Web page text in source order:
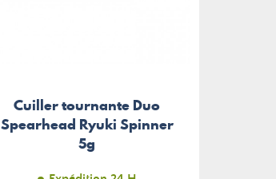
Cuiller tournante Duo
Spearhead Ryuki Spinner
5g